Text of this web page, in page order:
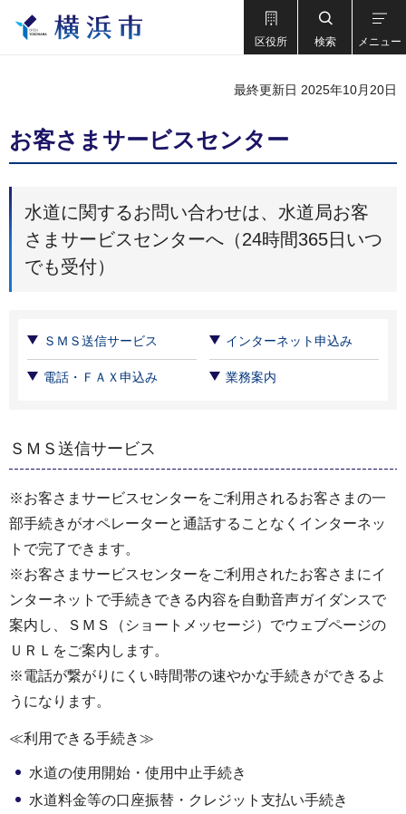
区役所 検索 メニュー
最終更新日 2025年10月20日
お客さまサービスセンター
水道に関するお問い合わせは、水道局お客
さまサービスセンターへ（24時間365日いつ
でも受付）
ＳＭＳ送信サービス インターネット申込み
電話・ＦＡＸ申込み 業務案内
ＳＭＳ送信サービス
※お客さまサービスセンターをご利用されるお客さまの一
部手続きがオペレーターと通話することなくインターネッ
トで完了できます。
※お客さまサービスセンターをご利用されたお客さまにイ
ンターネットで手続きできる内容を自動音声ガイダンスで
案内し、ＳＭＳ（ショートメッセージ）でウェブページの
ＵＲＬをご案内します。
※電話が繋がりにくい時間帯の速やかな手続きができるよ
うになります。
≪利用できる手続き≫
水道の使用開始・使用中止手続き
水道料金等の口座振替・クレジット支払い手続き